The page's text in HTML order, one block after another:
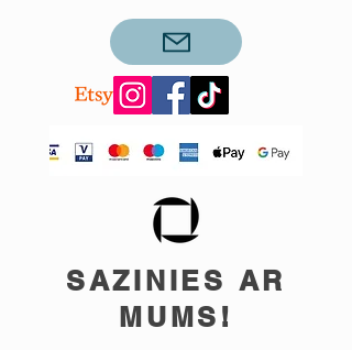
SAZINIES AR
MUMS!